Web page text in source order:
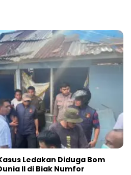
Ledakan Diduga Bom
II di Biak Numfor